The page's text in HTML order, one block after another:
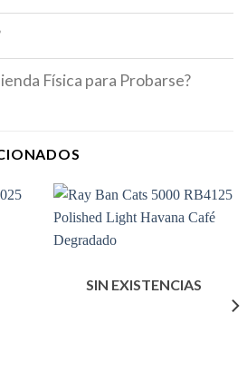
Física para Probarse?
SIN EXISTENCIAS